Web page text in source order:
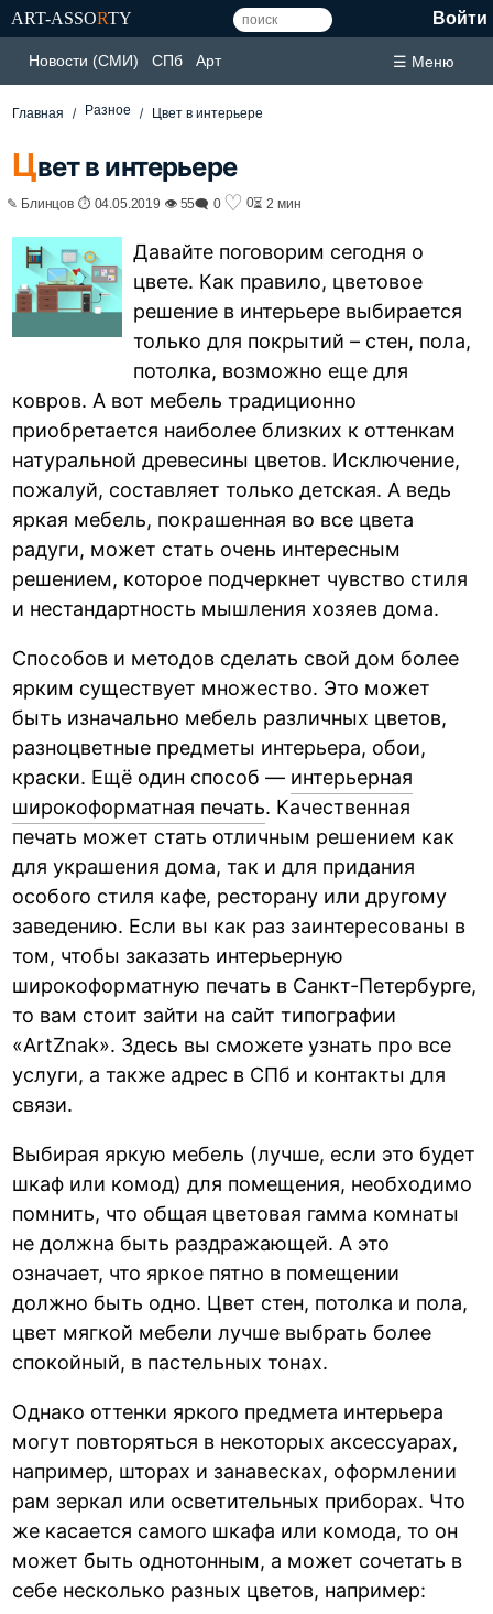
ART-ASSORTY Войти
Новости (СМИ) СПб Арт ☰ Меню
Главная Разное Цвет в интерьере
Цвет в интерьере
✎ Блинцов ⏱ 04.05.2019 👁 55🗨 0 ♡ 0⏳ 2 мин
Давайте поговорим сегодня о
цвете. Как правило, цветовое
решение в интерьере выбирается
только для покрытий – стен, пола,
потолка, возможно еще для
ковров. А вот мебель традиционно
приобретается наиболее близких к оттенкам
натуральной древесины цветов. Исключение,
пожалуй, составляет только детская. А ведь
яркая мебель, покрашенная во все цвета
радуги, может стать очень интересным
решением, которое подчеркнет чувство стиля
и нестандартность мышления хозяев дома.
Способов и методов сделать свой дом более
ярким существует множество. Это может
быть изначально мебель различных цветов,
разноцветные предметы интерьера, обои,
краски. Ещё один способ — интерьерная
широкоформатная печать. Качественная
печать может стать отличным решением как
для украшения дома, так и для придания
особого стиля кафе, ресторану или другому
заведению. Если вы как раз заинтересованы в
том, чтобы заказать интерьерную
широкоформатную печать в Санкт-Петербурге,
то вам стоит зайти на сайт типографии
«ArtZnak». Здесь вы сможете узнать про все
услуги, а также адрес в СПб и контакты для
связи.
Выбирая яркую мебель (лучше, если это будет
шкаф или комод) для помещения, необходимо
помнить, что общая цветовая гамма комнаты
не должна быть раздражающей. А это
означает, что яркое пятно в помещении
должно быть одно. Цвет стен, потолка и пола,
цвет мягкой мебели лучше выбрать более
спокойный, в пастельных тонах.
Однако оттенки яркого предмета интерьера
могут повторяться в некоторых аксессуарах,
например, шторах и занавесках, оформлении
рам зеркал или осветительных приборах. Что
же касается самого шкафа или комода, то он
может быть однотонным, а может сочетать в
себе несколько разных цветов, например: